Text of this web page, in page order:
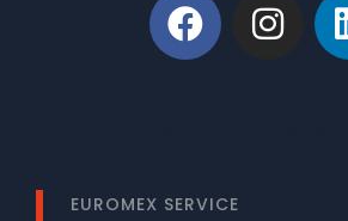
EUROMEX SERVICE